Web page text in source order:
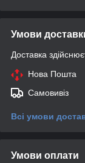
Умови
Доставка
Нова Пошта
Самовивіз
Всі умови
Умови оплати